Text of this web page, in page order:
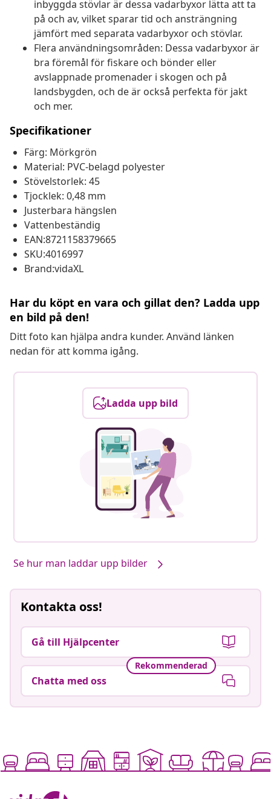
inbyggda stövlar är dessa vadarbyxor lätta att ta
på och av, vilket sparar tid och ansträngning
jämfört med separata vadarbyxor och stövlar.
Flera användningsområden: Dessa vadarbyxor är
bra föremål för fiskare och bönder eller
avslappnade promenader i skogen och på
landsbygden, och de är också perfekta för jakt
och mer.
Specifikationer
Färg: Mörkgrön
Material: PVC-belagd polyester
Stövelstorlek: 45
Tjocklek: 0,48 mm
Justerbara hängslen
Vattenbeständig
EAN:8721158379665
SKU:4016997
Brand:vidaXL
Har du köpt en vara och gillat den? Ladda upp
en bild på den!
Ditt foto kan hjälpa andra kunder. Använd länken
nedan för att komma igång.
Ladda upp bild
Se hur man laddar upp bilder
Kontakta oss!
Gå till Hjälpcenter
Rekommenderad
Chatta med oss